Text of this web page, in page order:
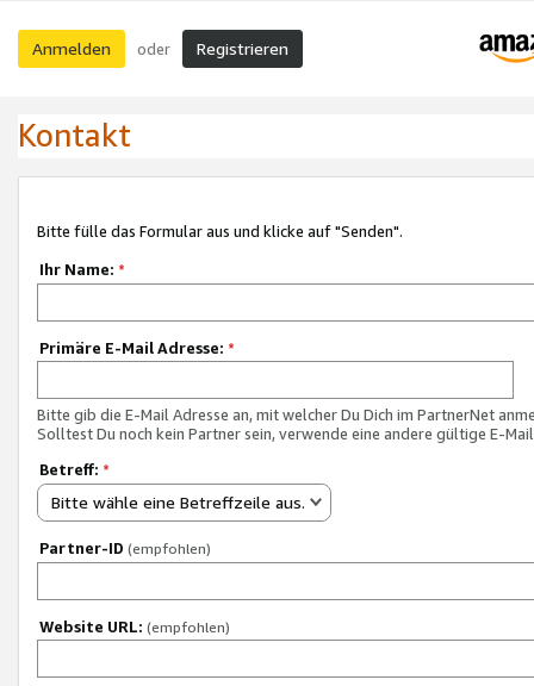
Anmelden oder Registrieren
Kontakt
Bitte fülle das Formular aus und klicke auf "Senden".
Ihr Name: *
Primäre E-Mail Adresse: *
Bitte gib die E-Mail Adresse an, mit welcher Du Dich im PartnerNet
Solltest Du noch kein Partner sein, verwende eine andere gültige E-
Betreff: *
Bitte wähle eine Betreffzeile aus.
Partner-ID (empfohlen)
Website URL: (empfohlen)